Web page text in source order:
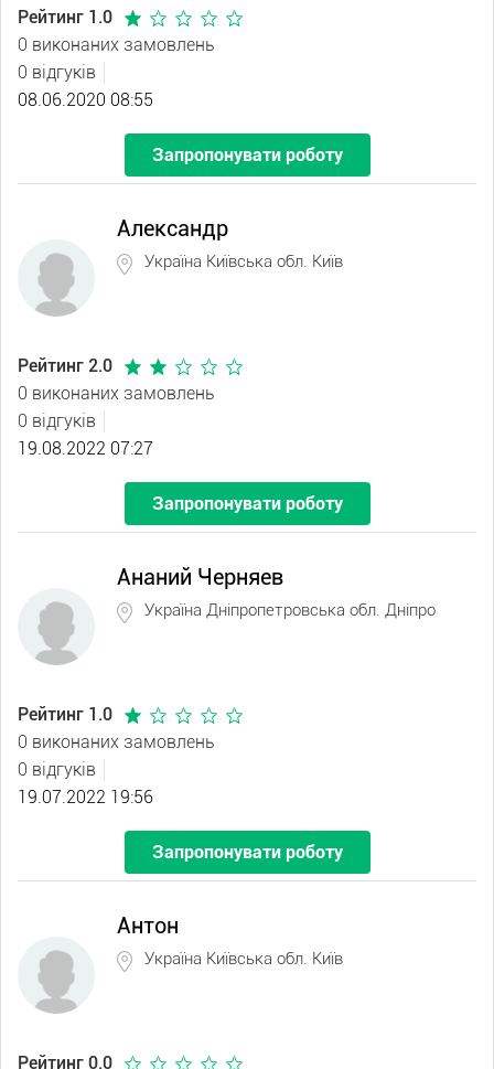
Рейтинг 1.0
0 виконаних замовлень
0 відгуків
08.06.2020 08:55
Запропонувати роботу
Александр
Україна Київська обл. Київ
Рейтинг 2.0
0 виконаних замовлень
0 відгуків
19.08.2022 07:27
Запропонувати роботу
Ананий Черняев
Україна Дніпропетровська обл. Дніпро
Рейтинг 1.0
0 виконаних замовлень
0 відгуків
19.07.2022 19:56
Запропонувати роботу
Антон
Україна Київська обл. Київ
Рейтинг 0.0